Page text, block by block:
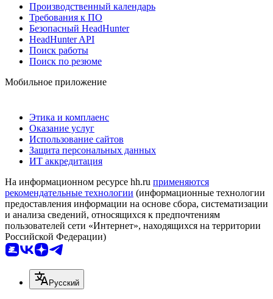
Производственный календарь
Требования к ПО
Безопасный HeadHunter
HeadHunter API
Поиск работы
Поиск по резюме
Мобильное приложение
Этика и комплаенс
Оказание услуг
Использование сайтов
Защита персональных данных
ИТ аккредитация
На информационном ресурсе hh.ru применяются
рекомендательные технологии (информационные технологии
предоставления информации на основе сбора, систематизации
и анализа сведений, относящихся к предпочтениям
пользователей сети «Интернет», находящихся на территории
Российской Федерации)
Русский